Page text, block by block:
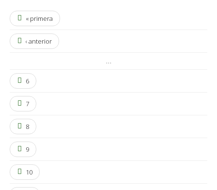
« primera
‹ anterior
…
6
7
8
9
10